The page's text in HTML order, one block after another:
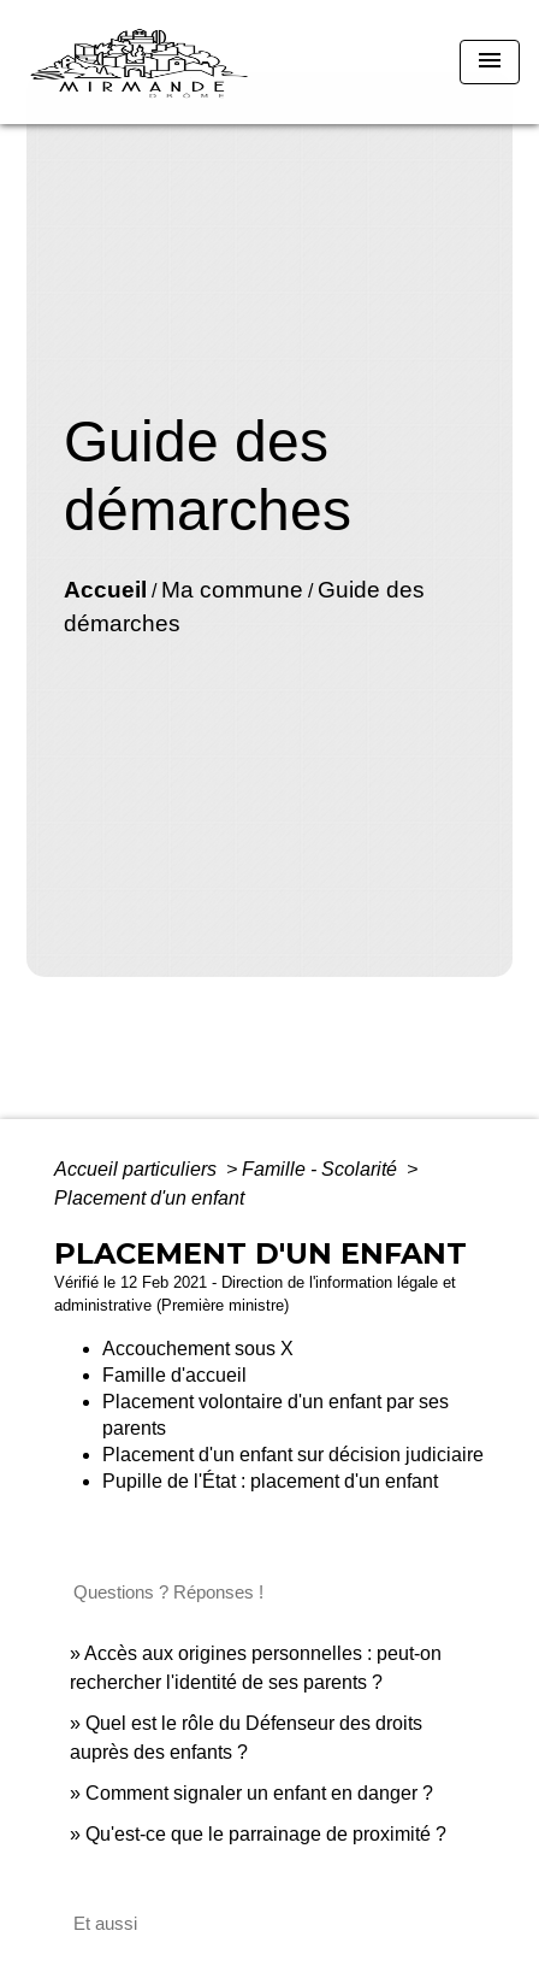
menu
Guide des
démarches
Accueil / Ma commune / Guide des
démarches
Accueil particuliers > Famille - Scolarité >
Placement d'un enfant
PLACEMENT D'UN ENFANT
Vérifié le 12 Feb 2021 - Direction de l'information légale et
administrative (Première ministre)
Accouchement sous X
Famille d'accueil
Placement volontaire d'un enfant par ses
parents
Placement d'un enfant sur décision judiciaire
Pupille de l'État : placement d'un enfant
Questions ? Réponses !
Accès aux origines personnelles : peut-on
rechercher l'identité de ses parents ?
Quel est le rôle du Défenseur des droits
auprès des enfants ?
Comment signaler un enfant en danger ?
Qu'est-ce que le parrainage de proximité ?
Et aussi